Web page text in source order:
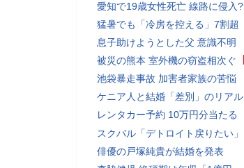
愛知で19歳女性死亡 線路に侵入?
猛暑でも「冷房を控える」7割超
息子助けようとした父 意識不明
被災の熊本 室外機の窃盗相次ぐ
池袋暴走事故 加害者家族の苦悩
ケニア人と結婚「差別」のリアル
レンタカー予約 10万円分当たる
スクバル「デトロイト戻りたい」
俳優の戸塚純貴が結婚を発表